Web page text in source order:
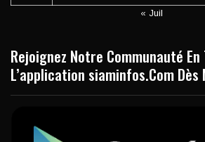
« Juil
Rejoignez Notre Communauté
L’application siaminfos.Com